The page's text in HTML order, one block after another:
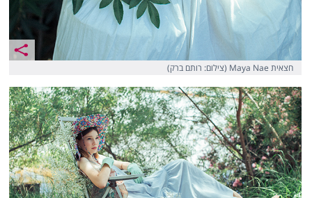
חצאית Maya Nae (צילום: רותם ברק)